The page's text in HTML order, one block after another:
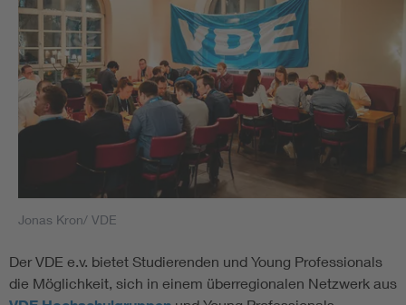
Jonas Kron/ VDE
Der VDE e.v. bietet Studierenden und Young Professionals
die Möglichkeit, sich in einem überregionalen Netzwerk aus